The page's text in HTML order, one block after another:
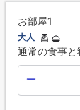
お部屋1
大人
通常の食事